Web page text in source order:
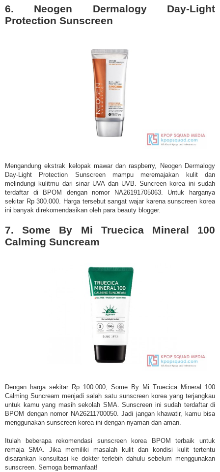
6. Neogen Dermalogy Day-Light
Protection Sunscreen
Mengandung ekstrak kelopak mawar dan raspberry, Neogen Dermalogy
Day-Light Protection Sunscreen mampu meremajakan kulit dan
melindungi kulitmu dari sinar UVA dan UVB. Suncreen korea ini sudah
terdaftar di BPOM dengan nomor NA26191705063. Untuk harganya
sekitar Rp 300.000. Harga tersebut sangat wajar karena sunscreen korea
ini banyak direkomendasikan oleh para beauty blogger.
7. Some By Mi Truecica Mineral 100
Calming Suncream
Dengan harga sekitar Rp 100.000, Some By Mi Truecica Mineral 100
Calming Suncream menjadi salah satu sunscreen korea yang terjangkau
untuk kamu yang masih sekolah SMA. Sunscreen ini sudah terdaftar di
BPOM dengan nomor NA26211700050. Jadi jangan khawatir, kamu bisa
menggunakan sunscreen korea ini dengan nyaman dan aman.
Itulah beberapa rekomendasi sunscreen korea BPOM terbaik untuk
remaja SMA. Jika memiliki masalah kulit dan kondisi kulit tertentu
disarankan konsultasi ke dokter terlebih dahulu sebelum menggunakan
sunscreen. Semoga bermanfaat!